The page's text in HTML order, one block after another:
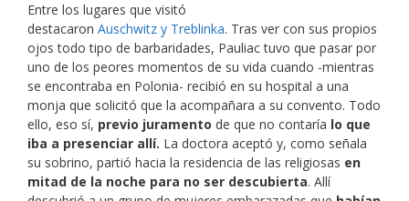
Entre los lugares que visitó
destacaron Auschwitz y Treblinka. Tras ver con sus propios
ojos todo tipo de barbaridades, Pauliac tuvo que pasar por
uno de los peores momentos de su vida cuando -mientras
se encontraba en Polonia- recibió en su hospital a una
monja que solicitó que la acompañara a su convento. Todo
ello, eso sí, previo juramento de que no contaría lo que
iba a presenciar allí. La doctora aceptó y, como señala
su sobrino, partió hacia la residencia de las religiosas en
mitad de la noche para no ser descubierta. Allí